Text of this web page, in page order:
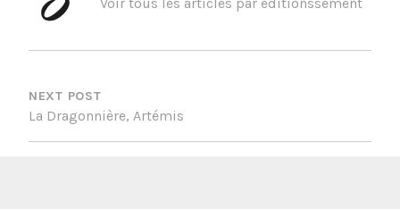
NAVIGATION
L’ARTICLE
NEXT POST
La Dragonnière, Artémis